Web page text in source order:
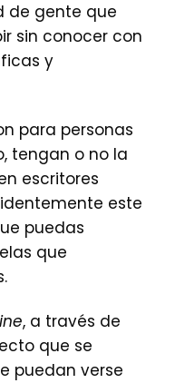
de gente que
sin conocer con
y
para personas
tengan o no la
escritores
este
puedas
que
, a través de
que se
puedan verse